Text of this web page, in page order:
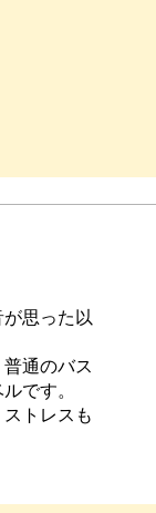
思った以
通のバス
です。
トレスも